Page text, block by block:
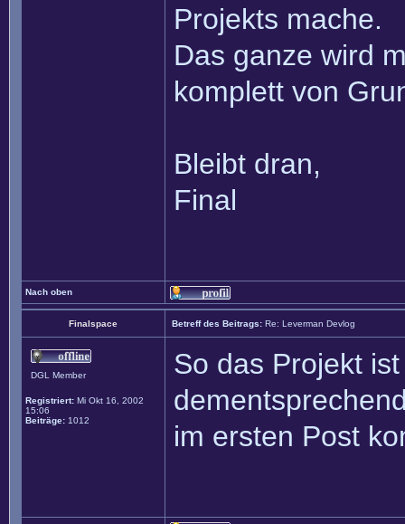
Projekts mache.
Das ganze wird
komplett von
Bleibt dran,
Final
Nach oben
Finalspace Betreff des Beitrags: Re: Leverman Devlog
DGL Member
Registriert: Mi Okt 16, 2002
15:06
Beiträge: 1012
So das Projekt
im ersten Post